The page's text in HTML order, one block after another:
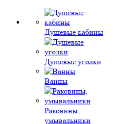
Душевые кабины
Душевые уголки
Ванны
Раковины,
умывальники